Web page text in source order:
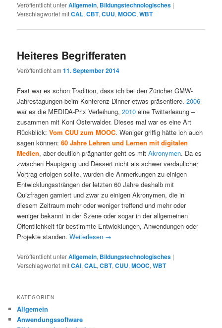
Veröffentlicht unterAllgemein, Bildungstechnologisches |
Verschlagwortet mitCAL,CBT,CUU,MOOC,WBT
Heiteres Begrifferaten
Veröffentlicht am11. September 2014
Fast war es schon Tradition, dass ich bei den Züricher GMW-
Jahrestagungen beim Konferenz-Dinner etwas präsentiere.2006
war es die MEDIDA-Prix Verleihung,2010 eine Twitterlesung –
zusammen mit Koni Osterwalder. Dieses mal war es eine Art
Rückblick:Vom CUU zum MOOC. Weniger griffig hätte ich auch
sagen können:60 Jahre Lehren und Lernen mit digitalen
Medien, aber deutlich prägnanter geht es mitAkronymen. Da es
zwischen Hauptgang und Dessert nicht als schwer verdaulicher
Vortrag erfolgen sollte, wurden die Anmerkungen zu einigen
Entwicklungssträngen der letzten 60 Jahre deshalb mit
Quizfragen garniert und zwar zu einigen Akronymen, die in
diesem Zeitraum mehr oder weniger treffend und mehr oder
weniger bekannt in der Szene oder sogar in der allgemeinen
Öffentlichkeit für bestimmte Entwicklungen, Anwendungen oder
Projekte standen.Weiterlesen →
Veröffentlicht unterAllgemein, Bildungstechnologisches |
Verschlagwortet mitCAI,CAL,CBT,CUU,MOOC,WBT
KATEGORIEN
Allgemein
Anwendungssoftware